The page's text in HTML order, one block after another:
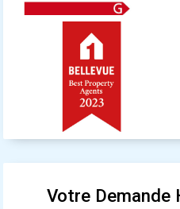
Votre Demande